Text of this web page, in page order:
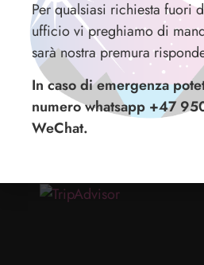
FONTE: WWW.RINNOVABILI.IT
Per qualsiasi richiesta fuori
ufficio vi preghiamo di
sarà nostra premura
In caso di emergenza
numero whatsapp +47
WeChat.